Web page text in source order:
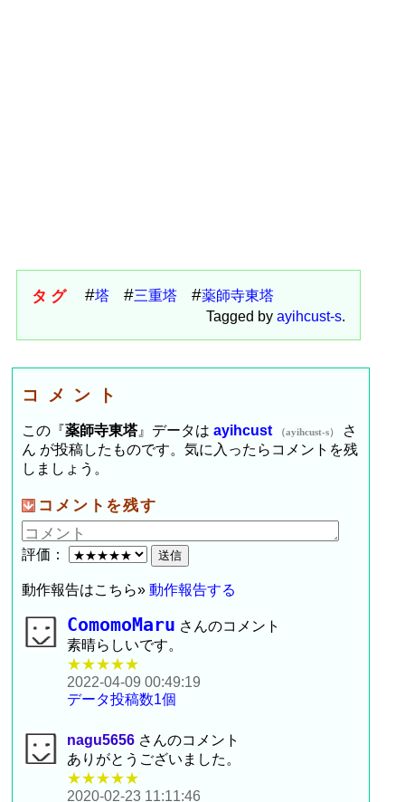
タグ 塔 三重塔
薬師寺東塔
Tagged by ayihcust-s.
コメント
この『薬師寺東塔』データはayihcust （ayihcust-s）
さ
ん が投稿したものです。気に入ったらコメントを残
しましょう。
コメントを残す
評価：
動作報告はこちら»動作報告する
ComomoMaru さんのコメント
素晴らしいです。
★★★★★
2022-04-09 00:49:19
データ投稿数1個
nagu5656 さんのコメント
ありがとうございました。
★★★★★
2020-02-23 11:11:46